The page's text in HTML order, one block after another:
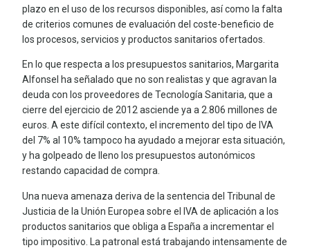
plazo en el uso de los recursos disponibles, así como la falta
de criterios comunes de evaluación del coste-beneficio de
los procesos, servicios y productos sanitarios ofertados.
En lo que respecta a los presupuestos sanitarios, Margarita
Alfonsel ha señalado que no son realistas y que agravan la
deuda con los proveedores de Tecnología Sanitaria, que a
cierre del ejercicio de 2012 asciende ya a 2.806 millones de
euros. A este difícil contexto, el incremento del tipo de IVA
del 7% al 10% tampoco ha ayudado a mejorar esta situación,
y ha golpeado de lleno los presupuestos autonómicos
restando capacidad de compra.
Una nueva amenaza deriva de la sentencia del Tribunal de
Justicia de la Unión Europea sobre el IVA de aplicación a los
productos sanitarios que obliga a España a incrementar el
tipo impositivo. La patronal está trabajando intensamente de